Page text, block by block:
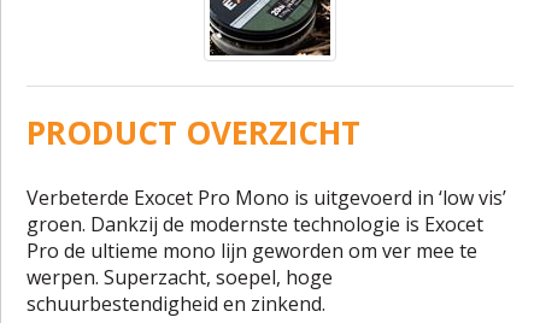
PRODUCT OVERZICHT
Verbeterde Exocet Pro Mono is uitgevoerd in ‘low vis’
groen. Dankzij de modernste technologie is Exocet
Pro de ultieme mono lijn geworden om ver mee te
werpen. Superzacht, soepel, hoge
schuurbestendigheid en zinkend.